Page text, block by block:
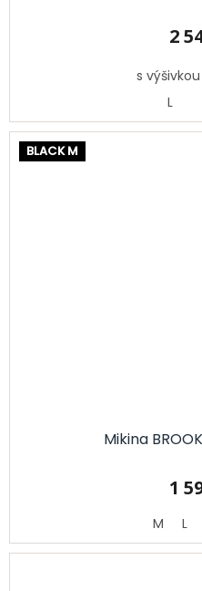
2
s
L
BLACK M
Mikina
1
M L